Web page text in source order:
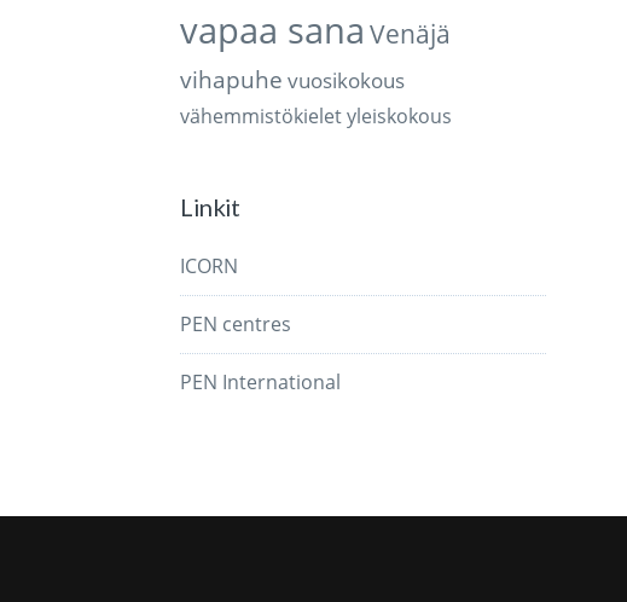
vapaa sana Venäjä
vihapuhe vuosikokous
vähemmistökieletyleiskokous
Linkit
ICORN
PEN centres
PEN International